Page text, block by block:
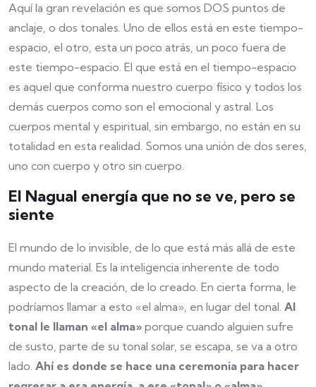
Aquí la gran revelación es que somos DOS puntos de
anclaje, o dos tonales. Uno de ellos está en este tiempo-
espacio, el otro, esta un poco atrás, un poco fuera de
este tiempo-espacio. El que está en el tiempo-espacio
es aquel que conforma nuestro cuerpo físico y todos los
demás cuerpos como son el emocional y astral. Los
cuerpos mental y espiritual, sin embargo, no están en su
totalidad en esta realidad. Somos una unión de dos seres,
uno con cuerpo y otro sin cuerpo.
El Nagual energía que no se ve, pero se
siente
El mundo de lo invisible, de lo que está más allá de este
mundo material. Es la inteligencia inherente de todo
aspecto de la creación, de lo creado. En cierta forma, le
podríamos llamar a esto «el alma», en lugar del tonal. Al
tonal le llaman «el alma» porque cuando alguien sufre
de susto, parte de su tonal solar, se escapa, se va a otro
lado. Ahí es donde se hace una ceremonia para hacer